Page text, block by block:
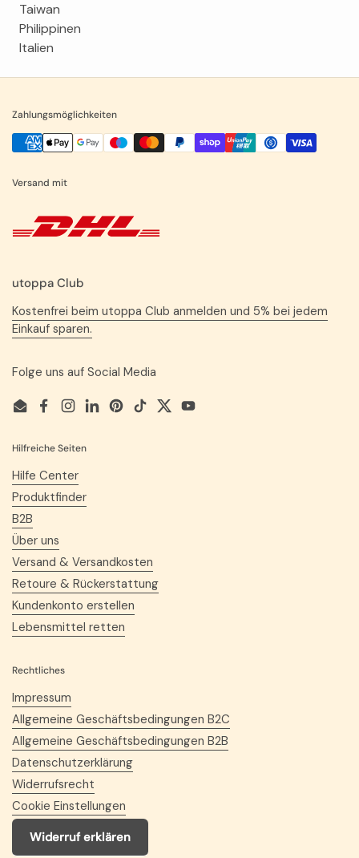
Taiwan
Philippinen
Italien
Zahlungsmöglichkeiten
Versand mit
utoppa Club
Kostenfrei beim utoppa Club anmelden und 5% bei jedem
Einkauf sparen.
Folge uns auf Social Media
EmailFacebook
Instagram
LinkedInPinterest
TikTokTwitterYouTube
Hilfreiche Seiten
Hilfe Center
Produktfinder
B2B
Über uns
Versand & Versandkosten
Retoure & Rückerstattung
Kundenkonto erstellen
Lebensmittel retten
Rechtliches
Impressum
Allgemeine Geschäftsbedingungen B2C
Allgemeine Geschäftsbedingungen B2B
Datenschutzerklärung
Widerrufsrecht
Cookie Einstellungen
Widerruf erklären